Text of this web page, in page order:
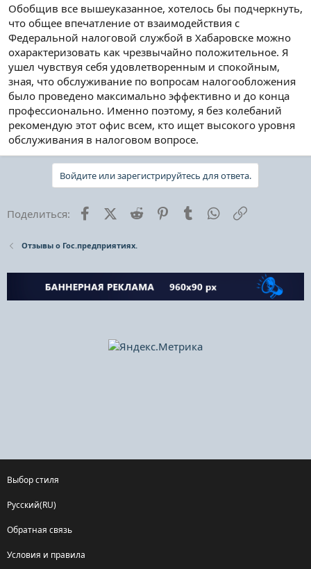
Обобщив все вышеуказанное, хотелось бы подчеркнуть,
что общее впечатление от взаимодействия с
Федеральной налоговой службой в Хабаровске можно
охарактеризовать как чрезвычайно положительное. Я
ушел чувствуя себя удовлетворенным и спокойным,
зная, что обслуживание по вопросам налогообложения
было проведено максимально эффективно и до конца
профессионально. Именно поэтому, я без колебаний
рекомендую этот офис всем, кто ищет высокого уровня
обслуживания в налоговом вопросе.
Войдите или зарегистрируйтесь для ответа.
Поделиться: FacebookX (Twitter)
Reddit PinterestTumblr WhatsApp
Отзывы о Гос.предприятиях.
Выбор стиля
Русский(RU)
Обратная связь
Условия и правила